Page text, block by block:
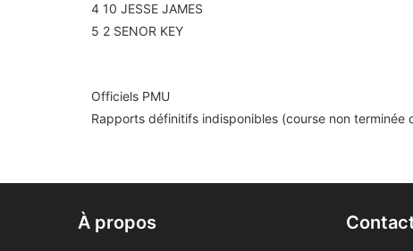
4 10 JESSE JAMES
5 2 SENOR KEY
Officiels PMU
Rapports définitifs indisponibles (course non terminée
À propos